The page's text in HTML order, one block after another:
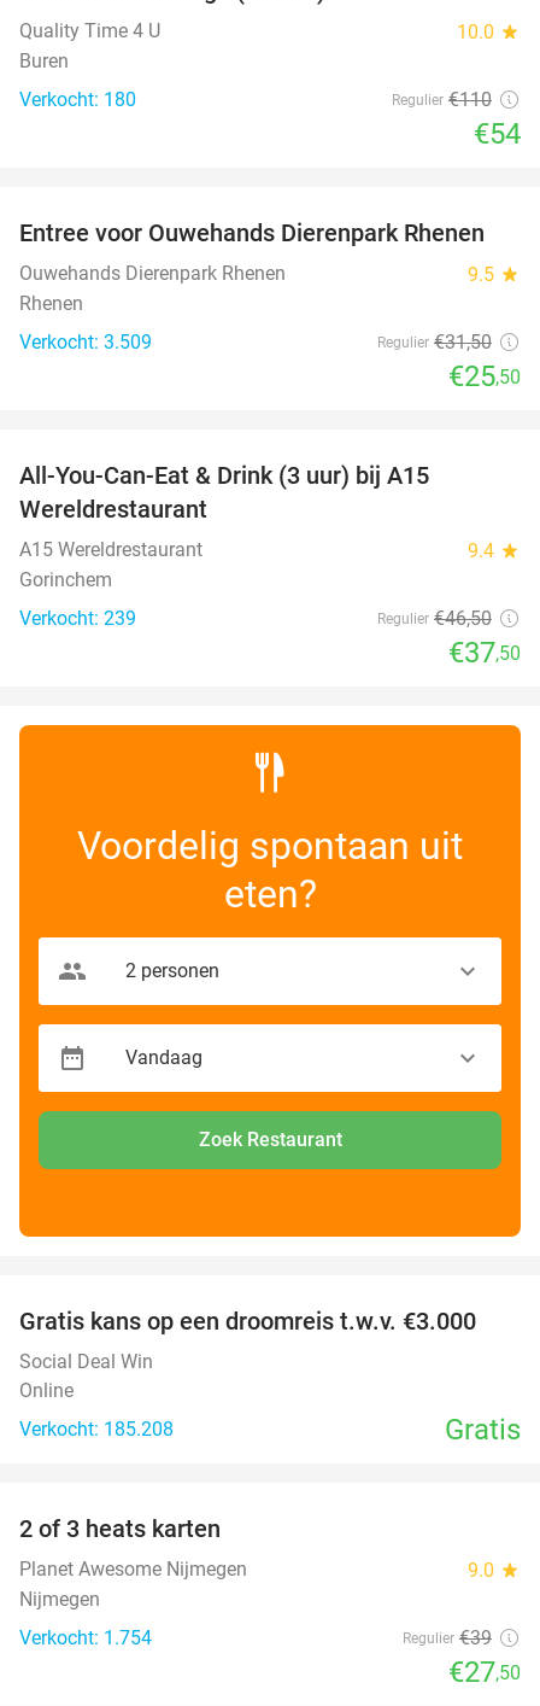
OUT
Quality Time 4 U 10.0 star
Buren
Verkocht: 180
Regulier €110
€54
19%
Entree voor Ouwehands Dierenpark Rhenen
Ouwehands Dierenpark Rhenen 9.5 star
Rhenen
Verkocht: 3.509
Regulier €31,50
€25,50
All-You-Can-Eat & Drink (3 uur) bij A15
Wereldrestaurant
A15 Wereldrestaurant 9.4 star
Gorinchem
Verkocht: 239
Regulier €46,50
€37,50
Voordelig spontaan uit
eten?
Zoek Restaurant
Gratis kans op een droomreis t.w.v. €3.000
Social Deal Win
Online
Verkocht: 185.208
Gratis
2 of 3 heats karten
Planet Awesome Nijmegen 9.0 star
Nijmegen
Verkocht: 1.754
Regulier €39
€27,50